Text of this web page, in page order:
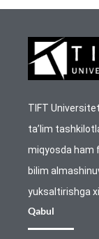
TIFT
ta’lim
miqyosda ham
bilim
yuksaltirishga
Qabul